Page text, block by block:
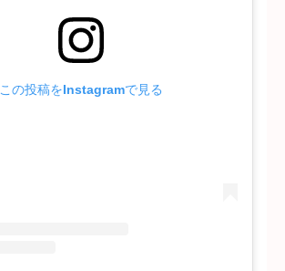
この投稿をInstagramで見る